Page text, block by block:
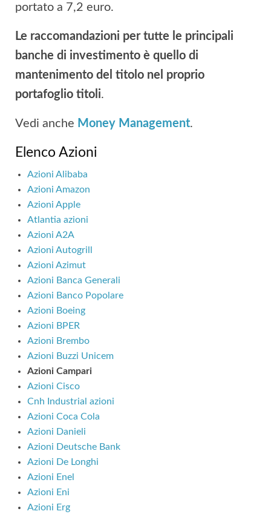
portato a 7,2 euro.
Le raccomandazioni per tutte le principali
banche di investimento è quello di
mantenimento del titolo nel proprio
portafoglio titoli.
Vedi anche Money Management.
Elenco Azioni
Azioni Alibaba
Azioni Amazon
Azioni Apple
Atlantia azioni
Azioni A2A
Azioni Autogrill
Azioni Azimut
Azioni Banca Generali
Azioni Banco Popolare
Azioni Boeing
Azioni BPER
Azioni Brembo
Azioni Buzzi Unicem
Azioni Campari
Azioni Cisco
Cnh Industrial azioni
Azioni Coca Cola
Azioni Danieli
Azioni Deutsche Bank
Azioni De Longhi
Azioni Enel
Azioni Eni
Azioni Erg